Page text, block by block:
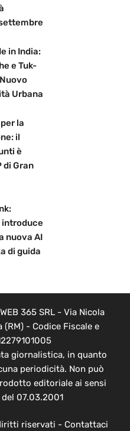
in India:
e Tuk-
Urbana
la
il
è
di Gran
introduce
nuova AI
di guida
365 SRL - Via Nicola
(RM) - Codice Fiscale e
giornalistica, in quanto
periodicità. Non può
editoriale ai sensi
07.03.2001
riservati - Contattaci